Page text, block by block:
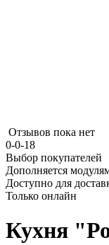
Отзывов пока нет
0-0-18
Выбор покупателей
Дополняется
Доступно для
Только онлайн
Кухня